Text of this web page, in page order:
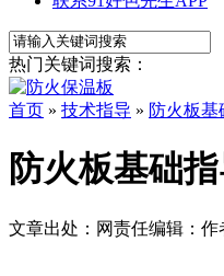
热门关键词搜索：
首页 » 技术指导 » 防火板基
防火板基础指
文章出处： 网责任编辑： 作者